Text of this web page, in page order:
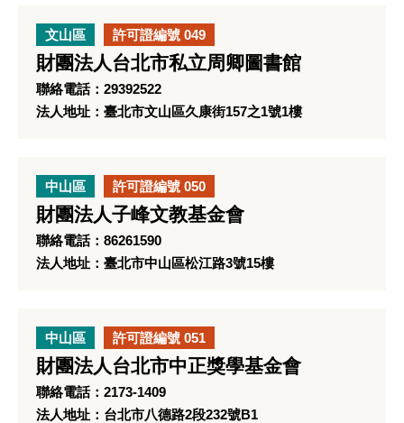
文山區 許可證編號 049
財團法人台北市私立周卿圖書館
聯絡電話：29392522
法人地址：臺北市文山區久康街157之1號1樓
中山區 許可證編號 050
財團法人子峰文教基金會
聯絡電話：86261590
法人地址：臺北市中山區松江路3號15樓
中山區 許可證編號 051
財團法人台北市中正獎學基金會
聯絡電話：2173-1409
法人地址：台北市八德路2段232號B1